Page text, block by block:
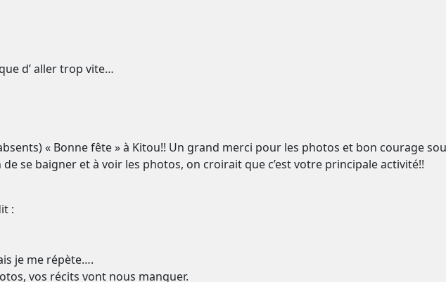
d’ aller trop vite…
« Bonne fête » à Kitou!! Un grand merci pour les photos et bon courage
de se baigner et à voir les photos, on croirait que c’est votre principale activité!!
:
je me répète….
vos récits vont nous manquer.